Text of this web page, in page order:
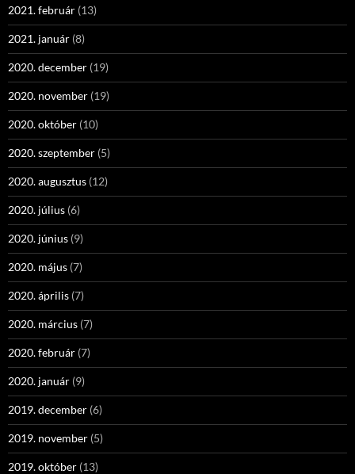
2021. február (13)
2021. január (8)
2020. december (19)
2020. november (19)
2020. október (10)
2020. szeptember (5)
2020. augusztus (12)
2020. július (6)
2020. június (9)
2020. május (7)
2020. április (7)
2020. március (7)
2020. február (7)
2020. január (9)
2019. december (6)
2019. november (5)
2019. október (13)